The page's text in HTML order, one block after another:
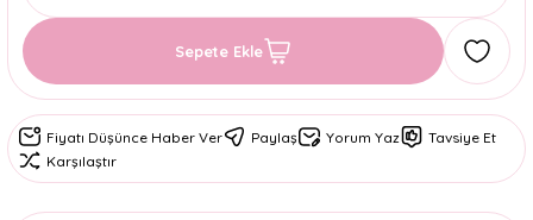
Sepete Ekle
Fiyatı Düşünce Haber Ver Paylaş Yorum Yaz
Tavsiye Et
Karşılaştır